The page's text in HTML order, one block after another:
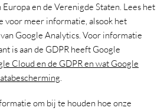
en de Verenigde Staten. Lees het
voor meer informatie, alsook het
Google Analytics. Voor informatie
is aan de GDPR heeft Google
Cloud en de GDPR en wat Google
om bij te houden hoe onze